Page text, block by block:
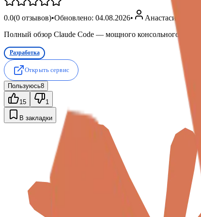
0.0(0 отзывов)•Обновлено: 04.08.2026•
Анастасия
Полный обзор Claude Code — мощного консольного
Разработка
Открыть сервис
Пользуюсь8
15 1
В закладки